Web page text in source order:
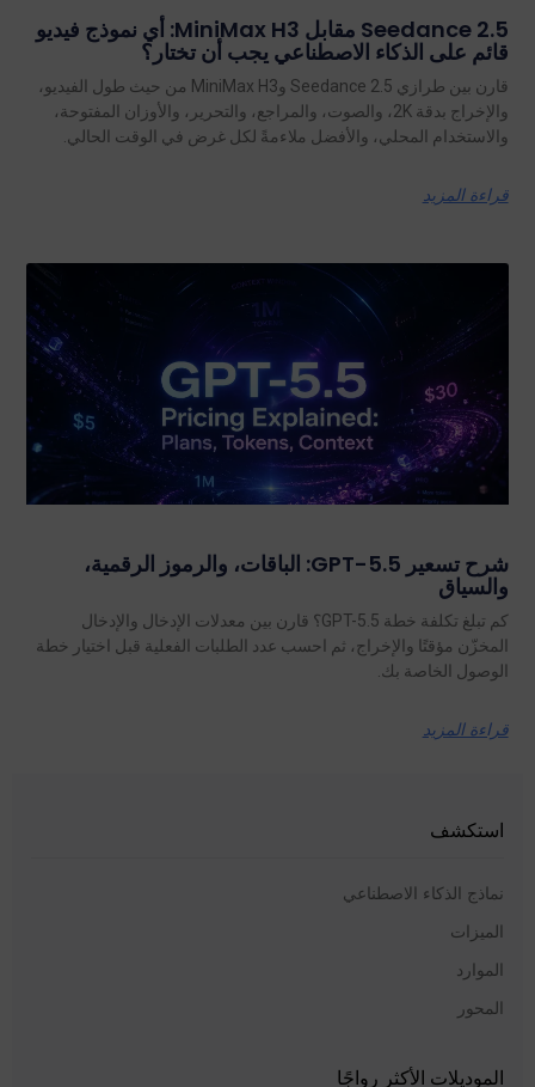
Seedance 2.5 مقابل MiniMax H3: أي نموذج فيديو
قائم على الذكاء الاصطناعي يجب أن تختار؟
قارن بين طرازي Seedance 2.5 وMiniMax H3 من حيث طول الفيديو،
والإخراج بدقة 2K، والصوت، والمراجع، والتحرير، والأوزان المفتوحة،
والاستخدام المحلي، والأفضل ملاءمةً لكل غرض في الوقت الحالي.
قراءة المزيد
شرح تسعير GPT-5.5: الباقات، والرموز الرقمية،
والسياق
كم تبلغ تكلفة خطة GPT-5.5؟ قارن بين معدلات الإدخال والإدخال
المخزّن مؤقتًا والإخراج، ثم احسب عدد الطلبات الفعلية قبل اختيار خطة
الوصول الخاصة بك.
قراءة المزيد
استكشف
نماذج الذكاء الاصطناعي
الميزات
الموارد
المحور
الموديلات الأكثر رواجًا